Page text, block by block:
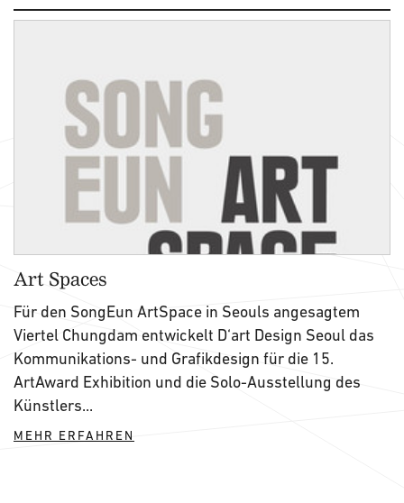
Art Spaces
Für den SongEun ArtSpace in Seouls angesagtem
Viertel Chungdam entwickelt D‘art Design Seoul das
Kommunikations- und Grafikdesign für die 15.
ArtAward Exhibition und die Solo-Ausstellung des
Künstlers...
MEHR ERFAHREN